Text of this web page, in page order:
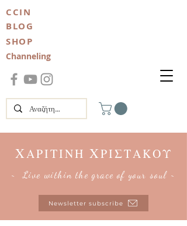
ΧΑΡΙΤΙΝΗ ΧΡΙΣΤΑΚΟΥ
~ Live within the grace of your soul ~
Newsletter subscribe
CCIN
BLOG
SHOP
Channeling